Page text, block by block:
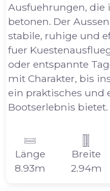
Ausfuehrungen, die
betonen. Der
stabile, ruhige und
fuer
oder entspannte
mit Charakter, bis
ein praktisches und
Bootserlebnis bietet.
Länge
8.93m
Breite
2.94m